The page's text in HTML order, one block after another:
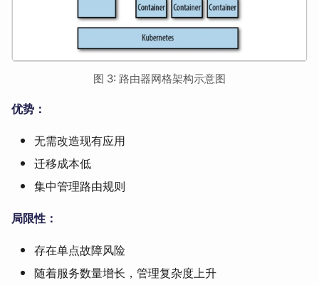
图 3: 路由器网格架构示意图
优势：
无需改造现有应用
迁移成本低
集中管理路由规则
局限性：
存在单点故障风险
随着服务数量增长，管理复杂度上升